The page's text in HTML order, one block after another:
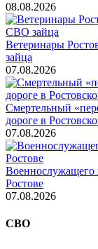
08.08.2026
Ветеринары
зайца
07.08.2026
Смертельный
дороге в
07.08.2026
Военнослужащего
Ростове
07.08.2026
СВО